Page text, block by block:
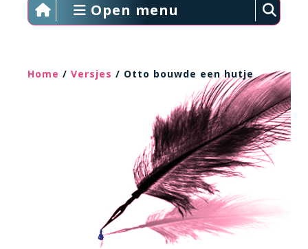
Open menu
Home / Versjes / Otto bouwde een hutje